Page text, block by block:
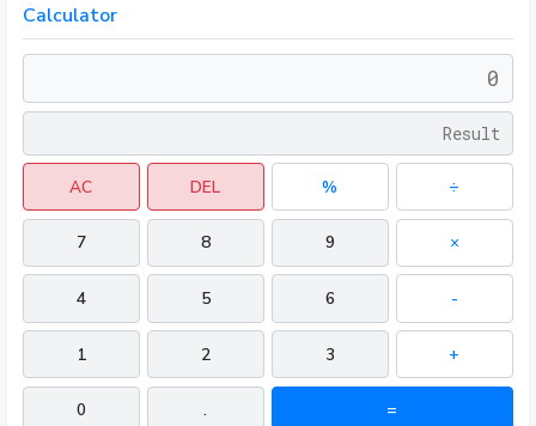
Calculator
AC DEL % ÷
7 8 9 ×
4 5 6 -
1 2 3 +
0 . =